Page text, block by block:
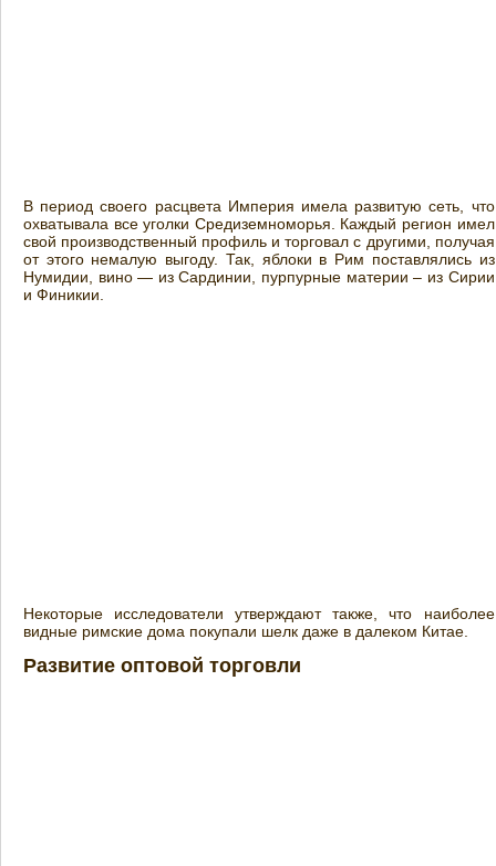
В период своего расцвета Империя имела развитую сеть, что
охватывала все уголки Средиземноморья. Каждый регион имел
свой производственный профиль и торговал с другими, получая
от этого немалую выгоду. Так, яблоки в Рим поставлялись из
Нумидии, вино — из Сардинии, пурпурные материи – из Сирии
и Финикии.
Некоторые исследователи утверждают также, что наиболее
видные римские дома покупали шелк даже в далеком Китае.
Развитие оптовой торговли